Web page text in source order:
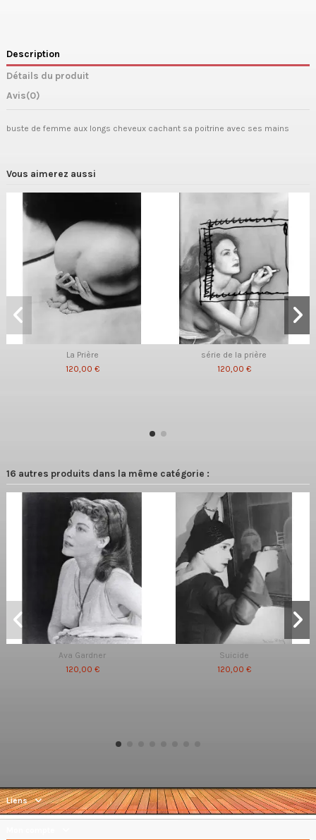
Description
Détails du produit
Avis(0)
buste de femme aux longs cheveux cachant sa poitrine avec ses mains
Vous aimerez aussi
La Prière
120,00 €
série de la prière
120,00 €
16 autres produits dans la même catégorie :
Ava Gardner
120,00 €
Suicide
120,00 €
Liens